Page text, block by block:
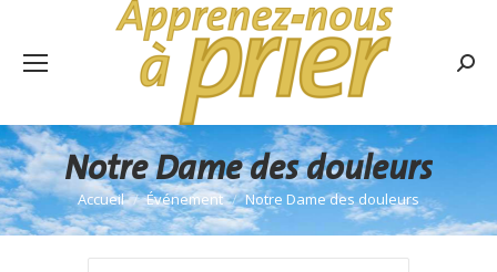
Notre Dame des douleurs
Vous êtes ici :
Accueil Événement Notre Dame des douleurs